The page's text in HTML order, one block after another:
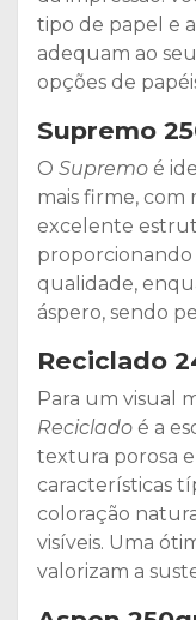
tipo de papel e
adequam ao
opções de
Supremo
O Supremo é
mais firme, com
excelente
proporcionando
qualidade,
áspero, sendo
Reciclado
Para um visual
Reciclado é a
textura porosa
características
coloração
visíveis. Uma
valorizam a